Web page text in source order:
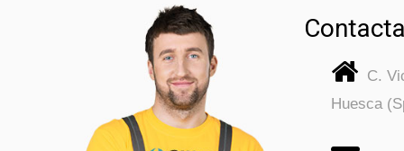
C.
Huesca